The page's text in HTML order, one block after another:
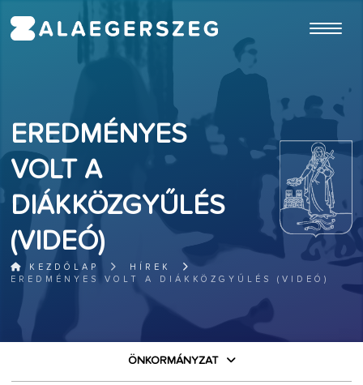
EREDMÉNYES
VOLT A
DIÁKKÖZGYŰLÉS
(VIDEÓ)
KEZDŐLAP
HÍREK
EREDMÉNYES VOLT A DIÁKKÖZGYŰLÉS (VIDEÓ)
ÖNKORMÁNYZAT